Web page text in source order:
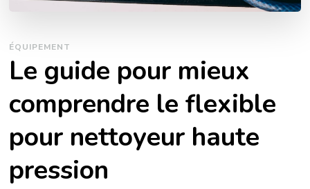
ÉQUIPEMENT
Le guide pour mieux
comprendre le flexible
pour nettoyeur haute
pression